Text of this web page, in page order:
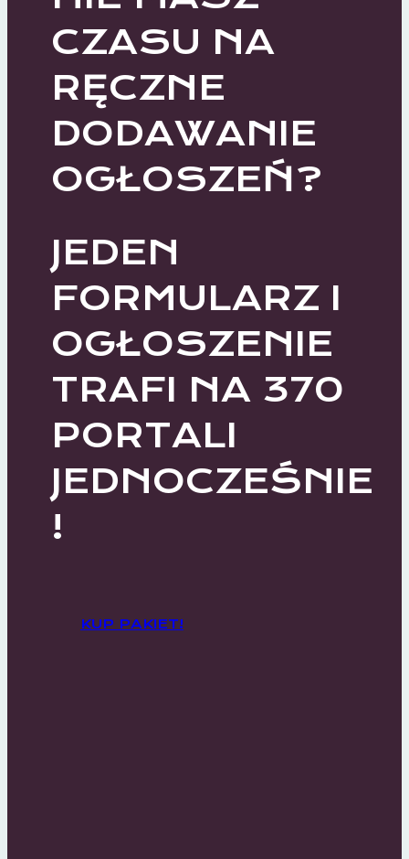
CZASU NA
RĘCZNE
DODAWANIE
OGŁOSZEŃ?
JEDEN
FORMULARZ I
OGŁOSZENIE
TRAFI NA 370
PORTALI
JEDNOCZEŚNIE
!
KUP PAKIET!